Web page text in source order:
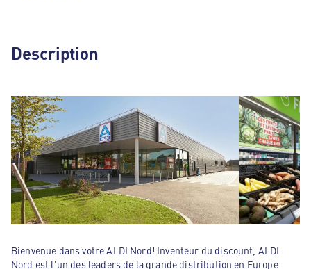
Description
Bienvenue dans votre ALDI Nord! Inventeur du discount, ALDI
Nord est l'un des leaders de la grande distribution en Europe